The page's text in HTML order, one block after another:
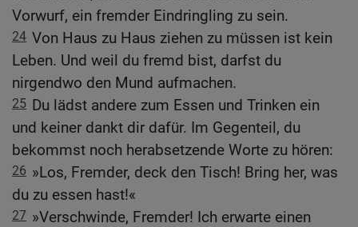
Vorwurf, ein fremder Eindringling zu sein.
24 Von Haus zu Haus ziehen zu müssen ist kein
Leben. Und weil du fremd bist, darfst du
nirgendwo den Mund aufmachen.
25 Du lädst andere zum Essen und Trinken ein
und keiner dankt dir dafür. Im Gegenteil, du
bekommst noch herabsetzende Worte zu hören:
26 »Los, Fremder, deck den Tisch! Bring her, was
du zu essen hast!«
27 »Verschwinde, Fremder! Ich erwarte einen